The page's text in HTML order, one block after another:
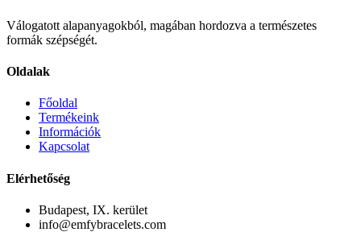
Válogatott alapanyagokból, magában hordozva a természetes
formák szépségét.
Oldalak
Főoldal
Termékeink
Információk
Kapcsolat
Elérhetőség
Budapest, IX. kerület
info@emfybracelets.com